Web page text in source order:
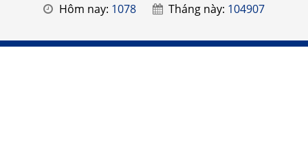
Hôm nay: 1078 Tháng này: 104907